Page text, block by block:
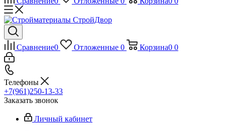
Сравнение0 Отложенные 0 Корзина0 0
Телефоны
+7(961)250-13-33
Заказать звонок
Личный кабинет